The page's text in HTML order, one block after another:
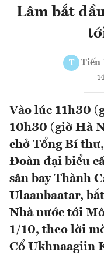
Lâm bắt
T Tiến
Vào lúc 11h30
10h30 (giờ Hà
chở Tổng Bí
Đoàn đại biểu
sân bay Thành
Ulaanbaatar,
Nhà nước tới
1/10, theo lời
Cổ Ukhnaagiin